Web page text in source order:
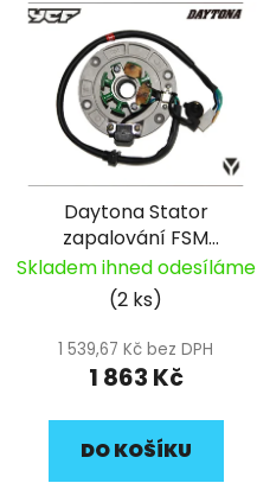
Daytona Stator
zapalování FSM
Anima
Skladem ihned odesíláme
(2 ks)
1 539,67 Kč bez DPH
1 863 Kč
DO KOŠÍKU